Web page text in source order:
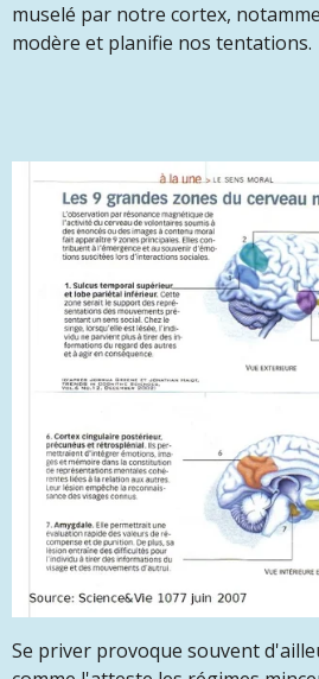
muselé par notre cortex,
modère et planifie nos tentations.
Se priver provoque souvent